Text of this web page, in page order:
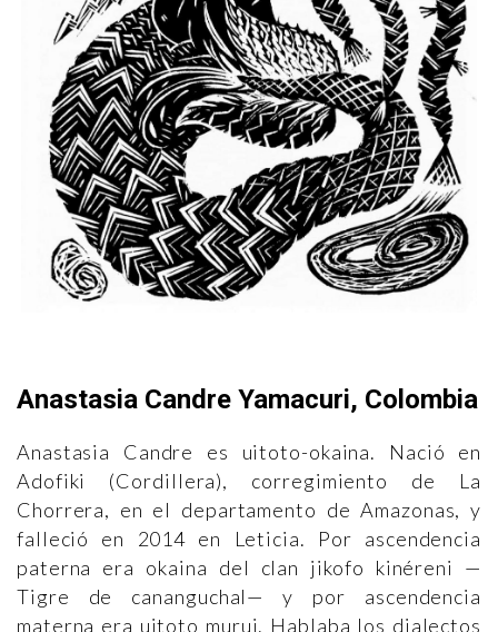
Anastasia Candre Yamacuri, Colombia
Anastasia Candre es uitoto-okaina. Nació en
Adofiki (Cordillera), corregimiento de La
Chorrera, en el departamento de Amazonas, y
falleció en 2014 en Leticia. Por ascendencia
paterna era okaina del clan jikofo kinéreni —
Tigre de cananguchal— y por ascendencia
materna era uitoto murui. Hablaba los dialectos